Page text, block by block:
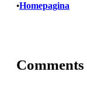
•Homepagina
Comments